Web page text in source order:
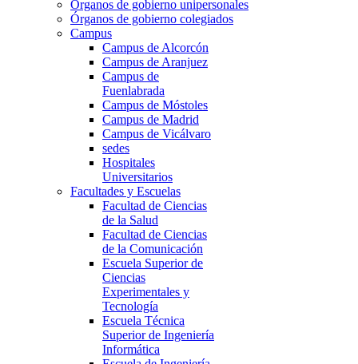
Órganos de gobierno unipersonales
Órganos de gobierno colegiados
Campus
Campus de Alcorcón
Campus de Aranjuez
Campus de
Fuenlabrada
Campus de Móstoles
Campus de Madrid
Campus de Vicálvaro
sedes
Hospitales
Universitarios
Facultades y Escuelas
Facultad de Ciencias
de la Salud
Facultad de Ciencias
de la Comunicación
Escuela Superior de
Ciencias
Experimentales y
Tecnología
Escuela Técnica
Superior de Ingeniería
Informática